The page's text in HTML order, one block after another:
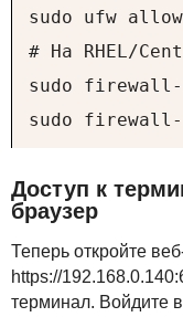
sudo ufw
# На RHEL/
sudo firewall-
sudo firewall-
Доступ к
браузер
Теперь откройте
https://
терминал. Войдите